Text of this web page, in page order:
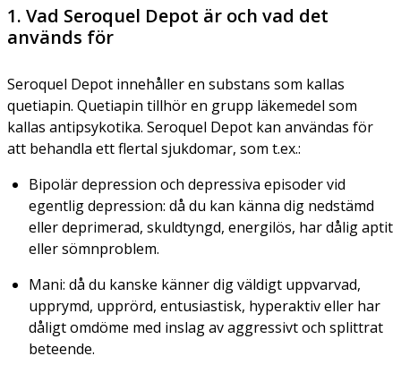
1. Vad Seroquel Depot är och vad det
används för
Seroquel Depot innehåller en substans som kallas
quetiapin. Quetiapin tillhör en grupp läkemedel som
kallas antipsykotika. Seroquel Depot kan användas för
att behandla ett flertal sjukdomar, som t.ex.:
Bipolär depression och depressiva episoder vid
egentlig depression: då du kan känna dig nedstämd
eller deprimerad, skuldtyngd, energilös, har dålig aptit
eller sömnproblem.
Mani: då du kanske känner dig väldigt uppvarvad,
upprymd, upprörd, entusiastisk, hyperaktiv eller har
dåligt omdöme med inslag av aggressivt och splittrat
beteende.